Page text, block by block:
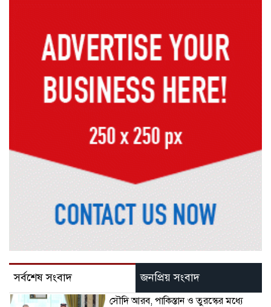
সর্বশেষ সংবাদ জনপ্রিয় সংবাদ
সৌদি আরব, পাকিস্তান ও তুরস্কের মধ্যে